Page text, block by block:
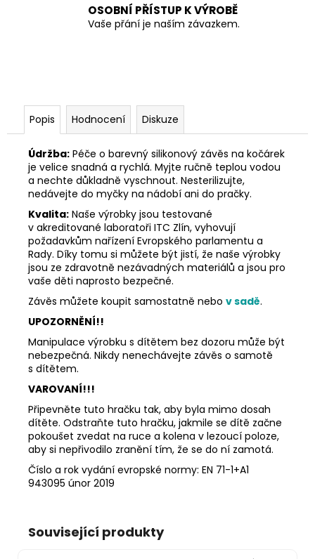
OSOBNÍ PŘÍSTUP K VÝROBĚ
Vaše přání je naším závazkem.
Popis Hodnocení Diskuze
Údržba: Péče o barevný silikonový závěs na kočárek
je velice snadná a rychlá. Myjte ručně teplou vodou
a nechte důkladně vyschnout. Nesterilizujte,
nedávejte do myčky na nádobí ani do pračky.
Kvalita: Naše výrobky jsou testované
v akreditované laboratoři ITC Zlín, vyhovují
požadavkům nařízení Evropského parlamentu a
Rady. Díky tomu si můžete být jistí, že naše výrobky
jsou ze zdravotně nezávadných materiálů a jsou pro
vaše děti naprosto bezpečné.
Závěs můžete koupit samostatně nebo v sadě.
UPOZORNĚNÍ!!
Manipulace výrobku s dítětem bez dozoru může být
nebezpečná. Nikdy nenechávejte závěs o samotě
s dítětem.
VAROVANÍ!!!
Připevněte tuto hračku tak, aby byla mimo dosah
dítěte. Odstraňte tuto hračku, jakmile se dítě začne
pokoušet zvedat na ruce a kolena v lezoucí poloze,
aby si nepřivodilo zranění tím, že se do ní zamotá.
Číslo a rok vydání evropské normy: EN 71-1+A1
943095 únor 2019
Související produkty